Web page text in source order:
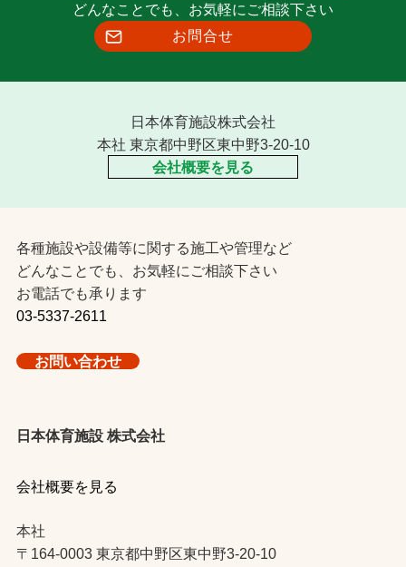
どんなことでも、お気軽にご相談下さい
お問合せ
日本体育施設株式会社
本社 東京都中野区東中野3-20-10
会社概要を見る
各種施設や設備等に関する施工や管理など
どんなことでも、お気軽にご相談下さい
お電話でも承ります
03-5337-2611
お問い合わせ
日本体育施設 株式会社
会社概要を見る
本社
〒164-0003 東京都中野区東中野3-20-10